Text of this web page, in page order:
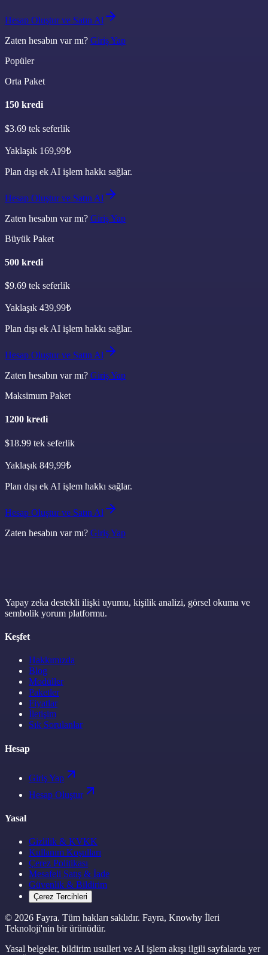
Hesap Oluştur ve Satın Al
Zaten hesabın var mı? Giriş Yap
Popüler
Orta Paket
150 kredi
$3.69 tek seferlik
Yaklaşık 169,99₺
Plan dışı ek AI işlem hakkı sağlar.
Hesap Oluştur ve Satın Al
Zaten hesabın var mı? Giriş Yap
Büyük Paket
500 kredi
$9.69 tek seferlik
Yaklaşık 439,99₺
Plan dışı ek AI işlem hakkı sağlar.
Hesap Oluştur ve Satın Al
Zaten hesabın var mı? Giriş Yap
Maksimum Paket
1200 kredi
$18.99 tek seferlik
Yaklaşık 849,99₺
Plan dışı ek AI işlem hakkı sağlar.
Hesap Oluştur ve Satın Al
Zaten hesabın var mı? Giriş Yap
Yapay zeka destekli ilişki uyumu, kişilik analizi, görsel okuma ve
sembolik yorum platformu.
Keşfet
Hakkımızda
Blog
Modüller
Paketler
Fiyatlar
İletişim
Sık Sorulanlar
Hesap
Giriş Yap
Hesap Oluştur
Yasal
Gizlilik & KVKK
Kullanım Koşulları
Çerez Politikası
Mesafeli Satış & İade
Güvenlik & Bildirim
Çerez Tercihleri
© 2026 Fayra. Tüm hakları saklıdır. Fayra, Knowhy İleri
Teknoloji'nin bir ürünüdür.
Yasal belgeler, bildirim usulleri ve AI işlem akışı ilgili sayfalarda yer